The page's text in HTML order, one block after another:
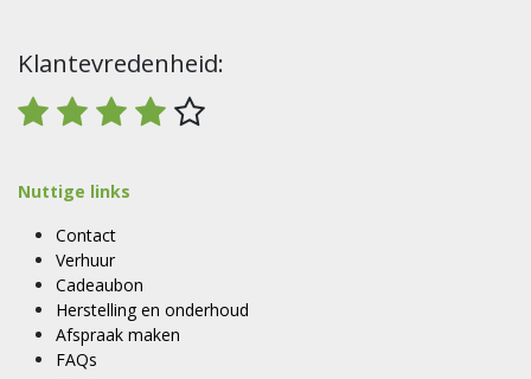
Klantevredenheid:
Nuttige links
Contact
Verhuur
Cadeaubon
Herstelling en onderhoud
Afspraak maken
FAQs